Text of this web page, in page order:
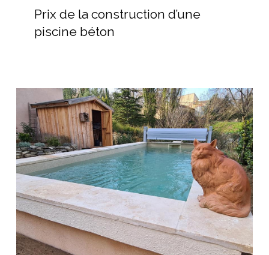
construction
Prix de la construction d’une
piscine béton
Construction
piscine
béton
semi-
enterrée